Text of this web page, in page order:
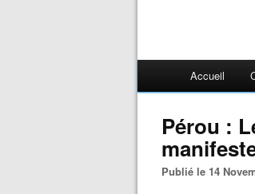
Accueil
Pérou :
Publié le 14